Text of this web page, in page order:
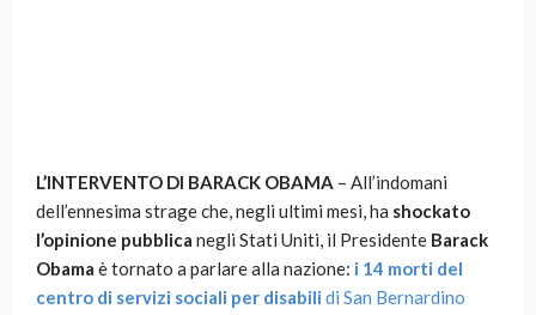
L’INTERVENTO DI BARACK OBAMA – All’indomani
dell’ennesima strage che, negli ultimi mesi, ha shockato
l’opinione pubblica negli Stati Uniti, il Presidente Barack
Obama è tornato a parlare alla nazione: i 14 morti del
centro di servizi sociali per disabili di San Bernardino